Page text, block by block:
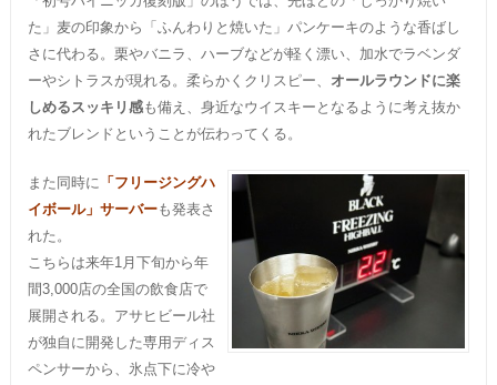
た」麦の印象から「ふんわりと焼いた」パンケーキのような香ばし
さに代わる。栗やバニラ、ハーブなどが軽く漂い、加水でラベンダ
ーやシトラスが現れる。柔らかくクリスピー、 オールラウンドに楽
しめるスッキリ感も備え、身近なウイスキーとなるように考え抜か
れたブレンドということが伝わってくる。
また同時に 「フリージングハ
イボール」サーバーも発表さ
れた。
こちらは来年1月下旬から年
間3,000店の全国の飲食店で
展開される。アサヒビール社
が独自に開発した専用ディス
ペンサーから、氷点下に冷や